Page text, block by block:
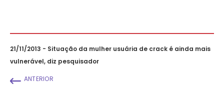
21/11/2013 - Situação da mulher usuária de crack é ainda mais
vulnerável, diz pesquisador
ANTERIOR